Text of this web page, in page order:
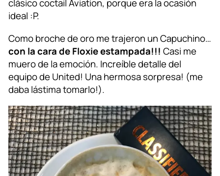
clásico coctail Aviation, porque era la ocasión
ideal :P.
Como broche de oro me trajeron un Capuchino…
con la cara de Floxie estampada!!! Casi me
muero de la emoción. Increíble detalle del
equipo de United! Una hermosa sorpresa! (me
daba lástima tomarlo!).